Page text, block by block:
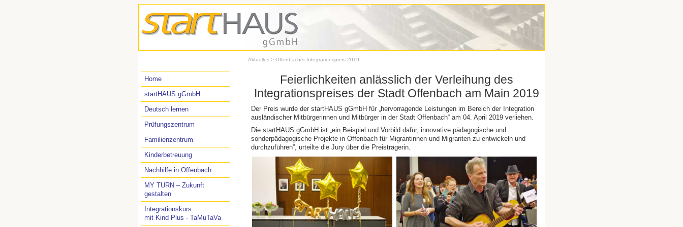
Aktuelles > Offenbacher Integrationspreis 2019
Home
startHAUS gGmbH
Deutsch lernen
Prüfungszentrum
Familienzentrum
Kinderbetreuung
Nachhilfe in Offenbach
MY TURN – Zukunft
gestalten
Integrationskurs
mit Kind Plus - TaMuTaVa
Feierlichkeiten anlässlich der Verleihung des
Integrationspreises der Stadt Offenbach am Main 2019
Der Preis wurde der startHAUS gGmbH für „hervorragende Leistungen im Bereich der Integration
ausländischer Mitbürgerinnen und Mitbürger in der Stadt Offenbach“ am 04. April 2019 verliehen.
Die startHAUS gGmbH ist „ein Beispiel und Vorbild dafür, innovative pädagogische und
sonderpädagogische Projekte in Offenbach für Migrantinnen und Migranten zu entwickeln und
durchzuführen”, urteilte die Jury über die Preisträgerin.